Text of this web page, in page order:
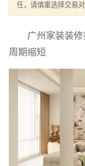
任，请慎重选择交易对
广州家装装
周期缩短